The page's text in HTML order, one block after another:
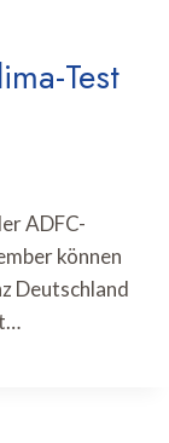
Test
ADFC-
können
Deutschland